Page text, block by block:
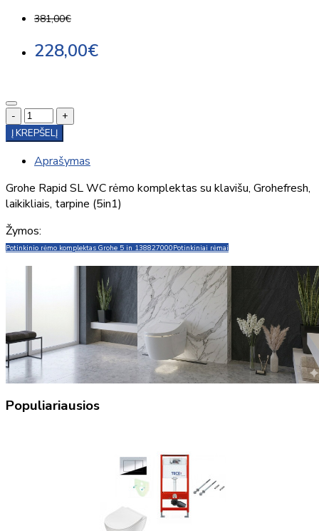
381,00€
228,00€
-
+
Į KREPŠELĮ
Aprašymas
Grohe Rapid SL WC rėmo komplektas su klavišu, Grohefresh,
laikikliais, tarpine (5in1)
Žymos:
Potinkinio rėmo komplektas Grohe 5 in 138827000Potinkiniai rėmai
Populiariausios